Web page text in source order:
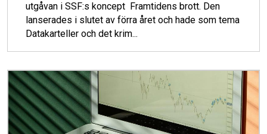
utgåvan i SSF:s koncept Framtidens brott. Den
lanserades i slutet av förra året och hade som tema
Datakarteller och det krim...